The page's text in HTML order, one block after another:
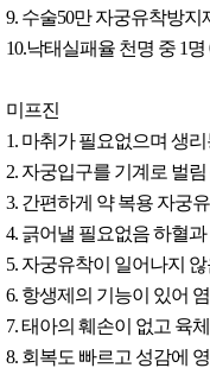
9. 수술50만 자궁유착방지
10.낙태실패율 천명 중 1명
미프진
1. 마취가 필요없으며 생
2. 자궁입구를 기계로 벌
3. 간편하게 약 복용 자궁
4. 긁어낼 필요없음 하혈
5. 자궁유착이 일어나지
6. 항생제의 기능이 있어
7. 태아의 훼손이 없고 육
8. 회복도 빠르고 성감에